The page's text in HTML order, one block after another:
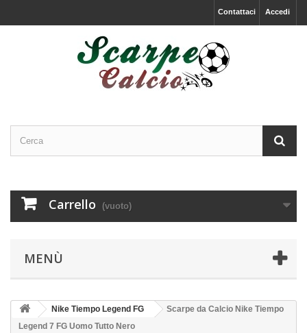
Accedi
Contattaci
Carrello (vuoto)
MENÙ
Nike Tiempo Legend FG
Scarpe da Calcio Nike Tiempo
Legend 7 FG Uomo Tutto Nero